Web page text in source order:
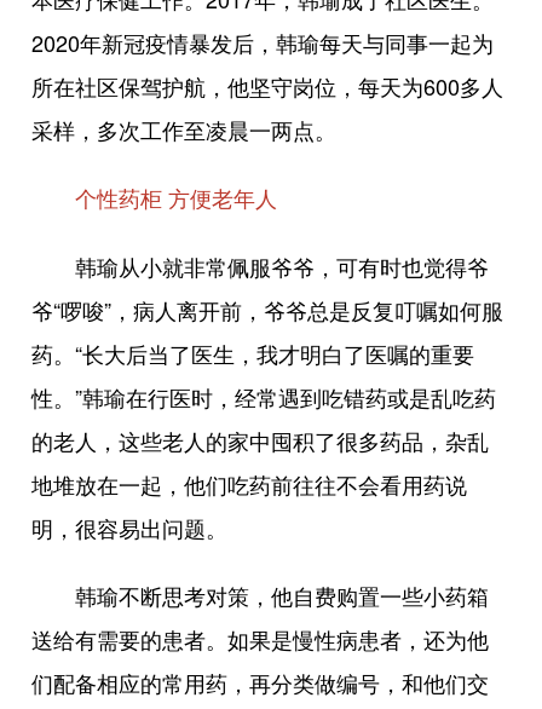
2020年新冠疫情暴发后，韩瑜每天与同事一起为
所在社区保驾护航，他坚守岗位，每天为600多人
采样，多次工作至凌晨一两点。
个性药柜 方便老年人
韩瑜从小就非常佩服爷爷，可有时也觉得爷
爷“啰唆”，病人离开前，爷爷总是反复叮嘱如何服
药。“长大后当了医生，我才明白了医嘱的重要
性。”韩瑜在行医时，经常遇到吃错药或是乱吃药
的老人，这些老人的家中囤积了很多药品，杂乱
地堆放在一起，他们吃药前往往不会看用药说
明，很容易出问题。
韩瑜不断思考对策，他自费购置一些小药箱
送给有需要的患者。如果是慢性病患者，还为他
们配备相应的常用药，再分类做编号，和他们交